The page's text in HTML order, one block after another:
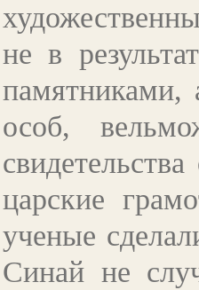
не в
памятниками,
особ,
царские
ученые
Синай не